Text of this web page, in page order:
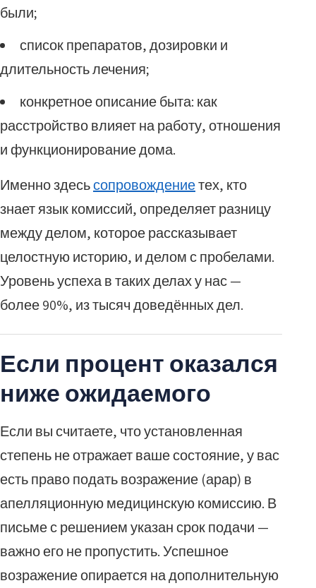
были;
список препаратов, дозировки и
длительность лечения;
конкретное описание быта: как
расстройство влияет на работу, отношения
и функционирование дома.
Именно здесьсопровождениетех, кто
знает язык комиссий, определяет разницу
между делом, которое рассказывает
целостную историю, и делом с пробелами.
Уровень успеха в таких делах у нас —
более 90%, из тысяч доведённых дел.
Если процент оказался
ниже ожидаемого
Если вы считаете, что установленная
степень не отражает ваше состояние, у вас
есть право подать возражение (арар) в
апелляционную медицинскую комиссию. В
письме с решением указан срок подачи —
важно его не пропустить. Успешное
возражение опирается на дополнительную